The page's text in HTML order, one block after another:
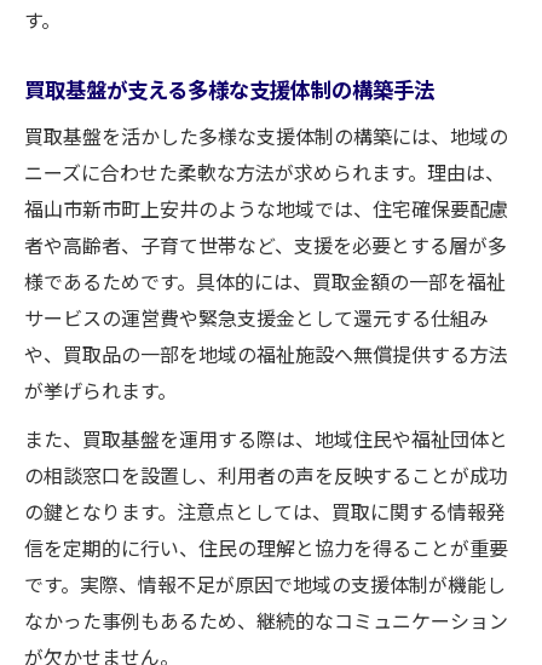
す。
買取基盤が支える多様な支援体制の構築手法
買取基盤を活かした多様な支援体制の構築には、地域の
ニーズに合わせた柔軟な方法が求められます。理由は、
福山市新市町上安井のような地域では、住宅確保要配慮
者や高齢者、子育て世帯など、支援を必要とする層が多
様であるためです。具体的には、買取金額の一部を福祉
サービスの運営費や緊急支援金として還元する仕組み
や、買取品の一部を地域の福祉施設へ無償提供する方法
が挙げられます。
また、買取基盤を運用する際は、地域住民や福祉団体と
の相談窓口を設置し、利用者の声を反映することが成功
の鍵となります。注意点としては、買取に関する情報発
信を定期的に行い、住民の理解と協力を得ることが重要
です。実際、情報不足が原因で地域の支援体制が機能し
なかった事例もあるため、継続的なコミュニケーション
が欠かせません。